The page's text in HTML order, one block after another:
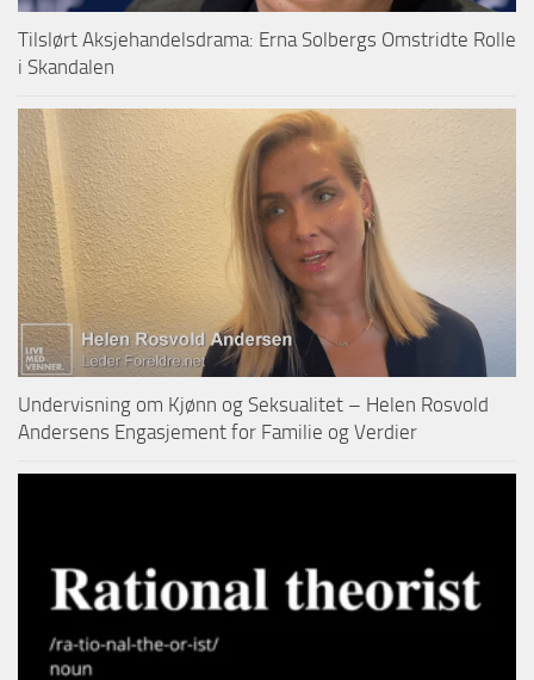
Tilslørt Aksjehandelsdrama: Erna Solbergs Omstridte Rolle
i Skandalen
Undervisning om Kjønn og Seksualitet – Helen Rosvold
Andersens Engasjement for Familie og Verdier